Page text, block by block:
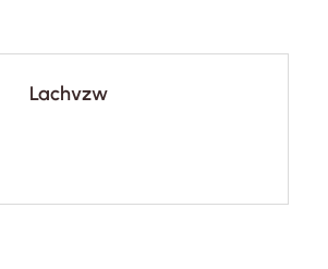
Lachvzw